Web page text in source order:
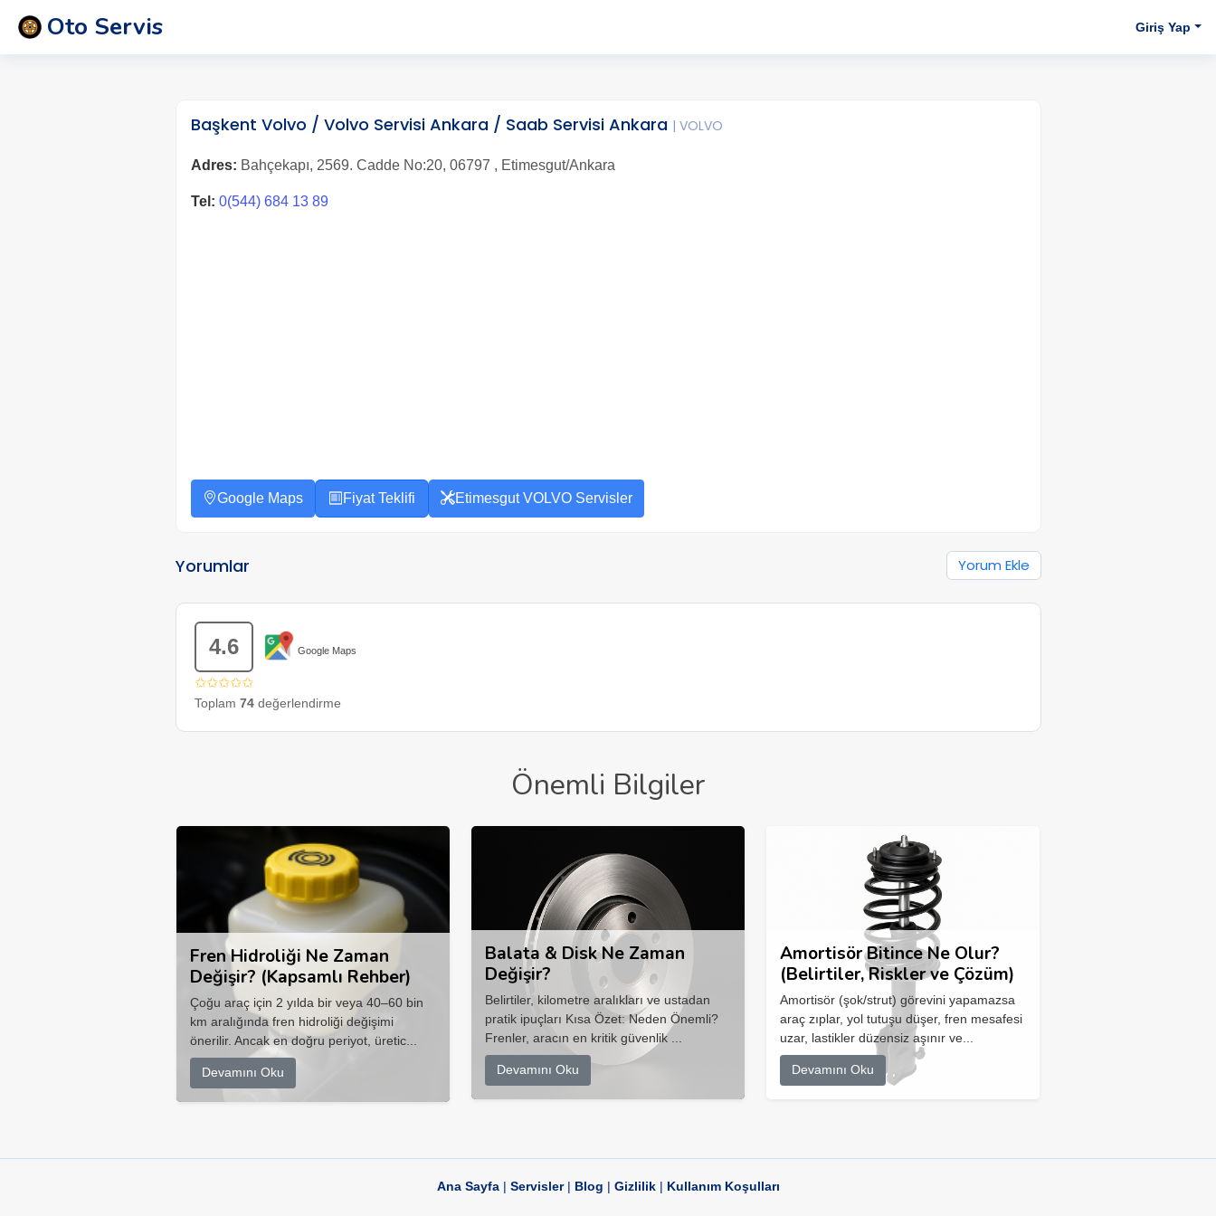
Oto Servis Giriş Yap
Başkent Volvo / Volvo Servisi Ankara / Saab Servisi Ankara | VOLVO
Adres: Bahçekapı, 2569. Cadde No:20, 06797 , Etimesgut/Ankara
Tel: 0(544) 684 13 89
Google Maps Fiyat Teklifi Etimesgut VOLVO Servisler
Yorumlar Yorum Ekle
4.6 Google Maps
✩✩✩✩✩
Toplam 74değerlendirme
Önemli Bilgiler
Fren Hidroliği Ne Zaman
Değişir? (Kapsamlı Rehber)
Çoğu araç için 2 yılda bir veya 40–60 bin
km aralığında fren hidroliği değişimi
önerilir. Ancak en doğru periyot, üretic...
Devamını Oku
Balata & Disk Ne Zaman
Değişir?
Belirtiler, kilometre aralıkları ve ustadan
pratik ipuçları Kısa Özet: Neden Önemli?
Frenler, aracın en kritik güvenlik ...
Devamını Oku
Amortisör Bitince Ne Olur?
(Belirtiler, Riskler ve Çözüm)
Amortisör (şok/strut) görevini yapamazsa
araç zıplar, yol tutuşu düşer, fren mesafesi
uzar, lastikler düzensiz aşınır ve...
Devamını Oku
Ana Sayfa| Servisler| Blog | Gizlilik| Kullanım Koşulları